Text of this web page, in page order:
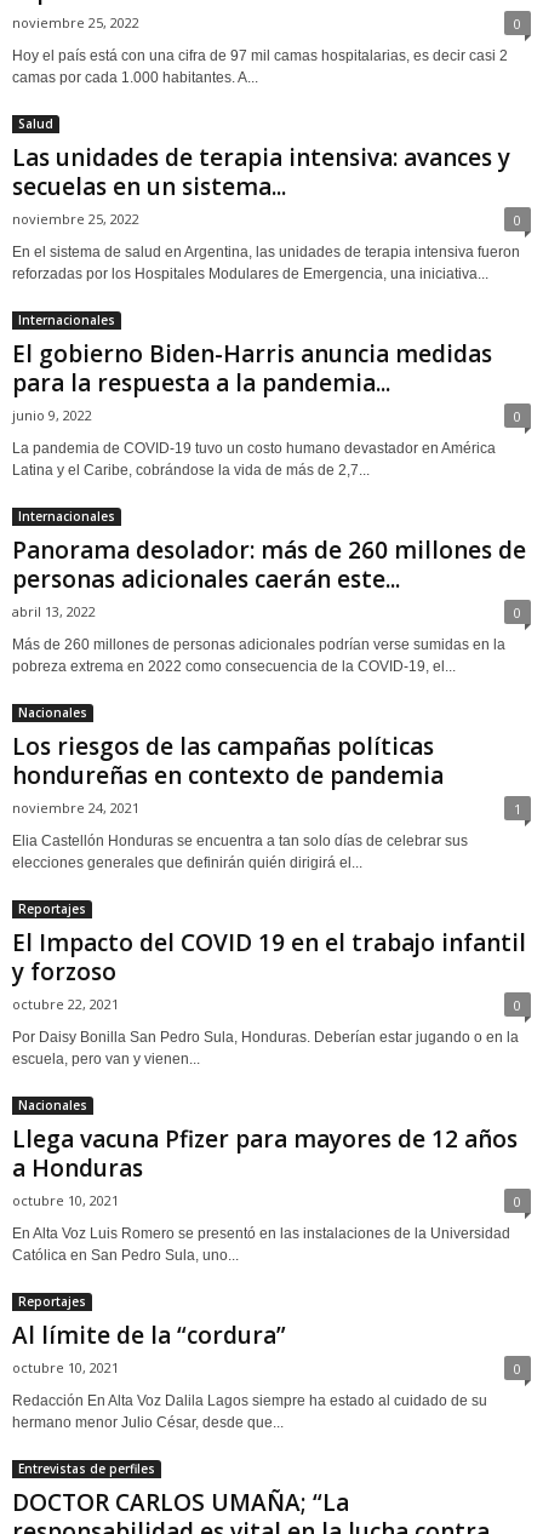
noviembre 25, 2022 0
Hoy el país está con una cifra de 97 mil camas hospitalarias, es decir casi 2
camas por cada 1.000 habitantes. A...
Salud
Las unidades de terapia intensiva: avances y
secuelas en un sistema...
noviembre 25, 2022 0
En el sistema de salud en Argentina, las unidades de terapia intensiva fueron
reforzadas por los Hospitales Modulares de Emergencia, una iniciativa...
Internacionales
El gobierno Biden-Harris anuncia medidas
para la respuesta a la pandemia...
junio 9, 2022 0
La pandemia de COVID-19 tuvo un costo humano devastador en América
Latina y el Caribe, cobrándose la vida de más de 2,7...
Internacionales
Panorama desolador: más de 260 millones de
personas adicionales caerán este...
abril 13, 2022 0
Más de 260 millones de personas adicionales podrían verse sumidas en la
pobreza extrema en 2022 como consecuencia de la COVID-19, el...
Nacionales
Los riesgos de las campañas políticas
hondureñas en contexto de pandemia
noviembre 24, 2021 1
Elia Castellón Honduras se encuentra a tan solo días de celebrar sus
elecciones generales que definirán quién dirigirá el...
Reportajes
El Impacto del COVID 19 en el trabajo infantil
y forzoso
octubre 22, 2021 0
Por Daisy Bonilla San Pedro Sula, Honduras. Deberían estar jugando o en la
escuela, pero van y vienen...
Nacionales
Llega vacuna Pfizer para mayores de 12 años
a Honduras
octubre 10, 2021 0
En Alta Voz Luis Romero se presentó en las instalaciones de la Universidad
Católica en San Pedro Sula, uno...
Reportajes
Al límite de la “cordura”
octubre 10, 2021 0
Redacción En Alta Voz Dalila Lagos siempre ha estado al cuidado de su
hermano menor Julio César, desde que...
Entrevistas de perfiles
DOCTOR CARLOS UMAÑA; “La